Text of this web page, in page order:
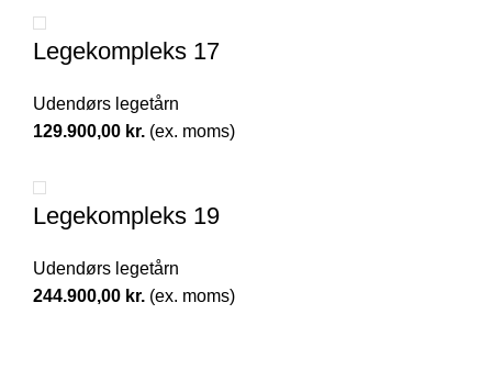
Legekompleks 17
Udendørs legetårn
129.900,00 kr. (ex. moms)
Legekompleks 19
Udendørs legetårn
244.900,00 kr. (ex. moms)